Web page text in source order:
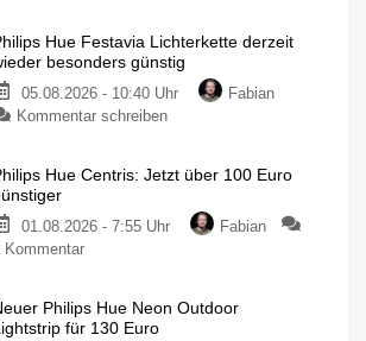
Hue Festavia Lichterkette derzeit
besonders günstig
05.08.2026 - 10:40 Uhr
Fabian
Kommentar schreibenzu
Festavia
derzeit
Hue Centris: Jetzt über 100 Euro
01.08.2026 - 7:55 Uhr
Fabian
Kommentarzu
Centris:
Jetzt
Philips Hue Neon Outdoor
für 130 Euro